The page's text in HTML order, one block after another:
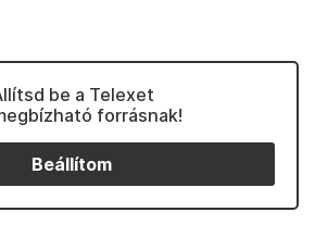
be a Telexet
forrásnak!
Beállítom